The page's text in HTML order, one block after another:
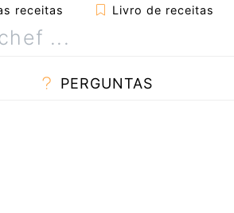
receitas Livro de receitas
PERGUNTAS